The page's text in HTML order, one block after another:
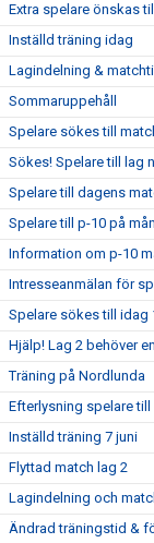
Extra spelare önskas
Inställd träning idag
Lagindelning &
Sommaruppehåll
Spelare sökes till
Sökes! Spelare till lag
Spelare till dagens
Spelare till p-10 på
Information om p-10
Intresseanmälan för
Spelare sökes till idag
Hjälp! Lag 2 behöver
Träning på Nordlunda
Efterlysning spelare
Inställd träning 7 juni
Flyttad match lag 2
Lagindelning och
Ändrad träningstid &